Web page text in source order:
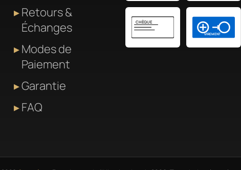
Retours &
Échanges
Modes de
Paiement
Garantie
FAQ
CHÈQUE
VIREMENT